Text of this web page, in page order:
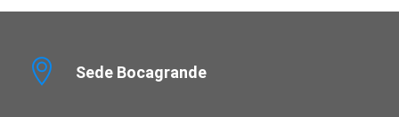
Sede Bocagrande